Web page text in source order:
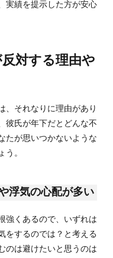
二人が住む場所はどこが良い
準備
くさい…親に挨拶や顔合わせ
由とは？ いざ結婚となると、
にすべきか
げるとなった時に少し困るの
す。 友人であればドレスで決
実績を提示した方が安心
対する理由や
、それなりに理由があり
彼氏が年下だとどんな不
たが思いつかないような
う。
浮気の心配が多い
強くあるので、いずれは
をするのでは？と考える
のは避けたいと思うのは